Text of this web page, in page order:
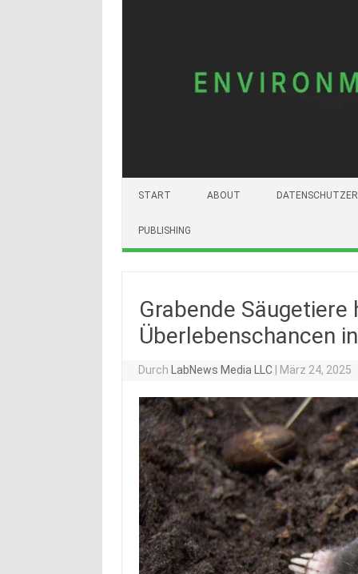
START ABOUT
PUBLISHING
Grabende Säugetiere
Überlebenschancen
Durch LabNews Media LLC März 24, 2025